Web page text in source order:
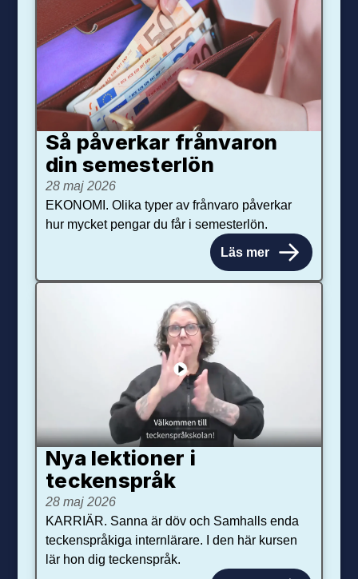
Så påverkar från­varon
din semester­lön
28 maj 2026
EKONOMI. Olika typer av frånvaro påverkar
hur mycket pengar du får i semesterlön.
Läs mer
Nya lektioner i
teckenspråk
28 maj 2026
KARRIÄR. Sanna är döv och Samhalls enda
teckenspråkiga internlärare. I den här kursen
lär hon dig teckenspråk.